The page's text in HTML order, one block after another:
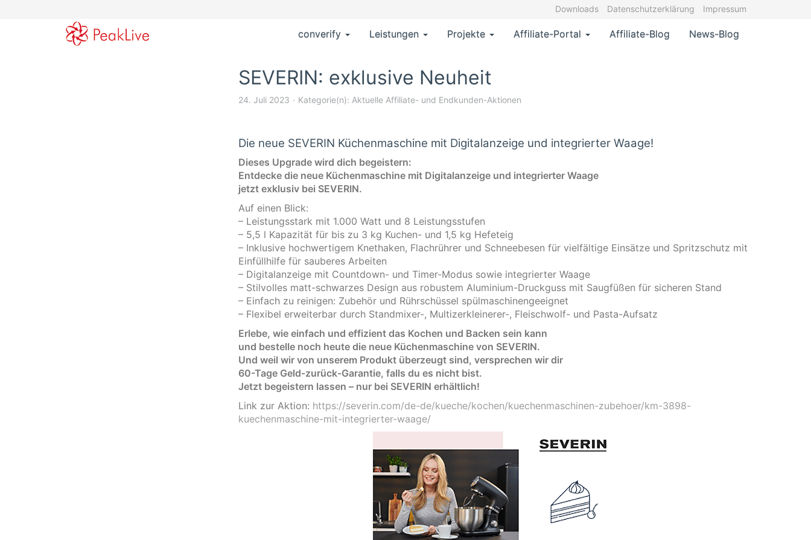
Downloads Datenschutzerklärung Impressum
converify Leistungen Projekte Affiliate-Portal Affiliate-Blog News-Blog
SEVERIN: exklusive Neuheit
24. Juli 2023 Kategorie(n): Aktuelle Affiliate- und Endkunden-Aktionen
Die neue SEVERIN Küchenmaschine mit Digitalanzeige und integrierter Waage!
Dieses Upgrade wird dich begeistern:
Entdecke die neue Küchenmaschine mit Digitalanzeige und integrierter Waage
jetzt exklusiv bei SEVERIN.
Auf einen Blick:
– Leistungsstark mit 1.000 Watt und 8 Leistungsstufen
– 5,5 l Kapazität für bis zu 3 kg Kuchen- und 1,5 kg Hefeteig
– Inklusive hochwertigem Knethaken, Flachrührer und Schneebesen für vielfältige Einsätze und Spritzschutz mit
Einfüllhilfe für sauberes Arbeiten
– Digitalanzeige mit Countdown- und Timer-Modus sowie integrierter Waage
– Stilvolles matt-schwarzes Design aus robustem Aluminium-Druckguss mit Saugfüßen für sicheren Stand
– Einfach zu reinigen: Zubehör und Rührschüssel spülmaschinengeeignet
– Flexibel erweiterbar durch Standmixer-, Multizerkleinerer-, Fleischwolf- und Pasta-Aufsatz
Erlebe, wie einfach und effizient das Kochen und Backen sein kann
und bestelle noch heute die neue Küchenmaschine von SEVERIN.
Und weil wir von unserem Produkt überzeugt sind, versprechen wir dir
60-Tage Geld-zurück-Garantie, falls du es nicht bist.
Jetzt begeistern lassen – nur bei SEVERIN erhältlich!
Link zur Aktion: https://severin.com/de-de/kueche/kochen/kuechenmaschinen-zubehoer/km-3898-
kuechenmaschine-mit-integrierter-waage/